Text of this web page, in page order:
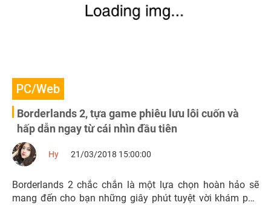
PC/Web
Borderlands 2, tựa game phiêu lưu lôi cuốn và
hấp dẫn ngay từ cái nhìn đầu tiên
Hy 21/03/2018 15:00:00
Borderlands 2 chắc chắn là một lựa chọn hoàn hảo sẽ
mang đến cho bạn những giây phút tuyệt vời khám phá